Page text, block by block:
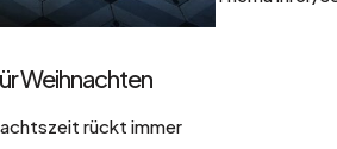
Weihnachten
rückt immer